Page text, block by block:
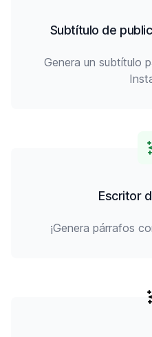
Subtítulo de
Genera un subtítulo
Escritor
¡Genera párrafos